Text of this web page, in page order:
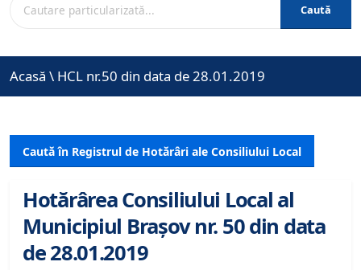
Caută
Acasă \ HCL nr.50 din data de 28.01.2019
Caută în Registrul de Hotărâri ale Consiliului Local
Hotărârea Consiliului Local al
Municipiul Brașov nr. 50 din data
de 28.01.2019